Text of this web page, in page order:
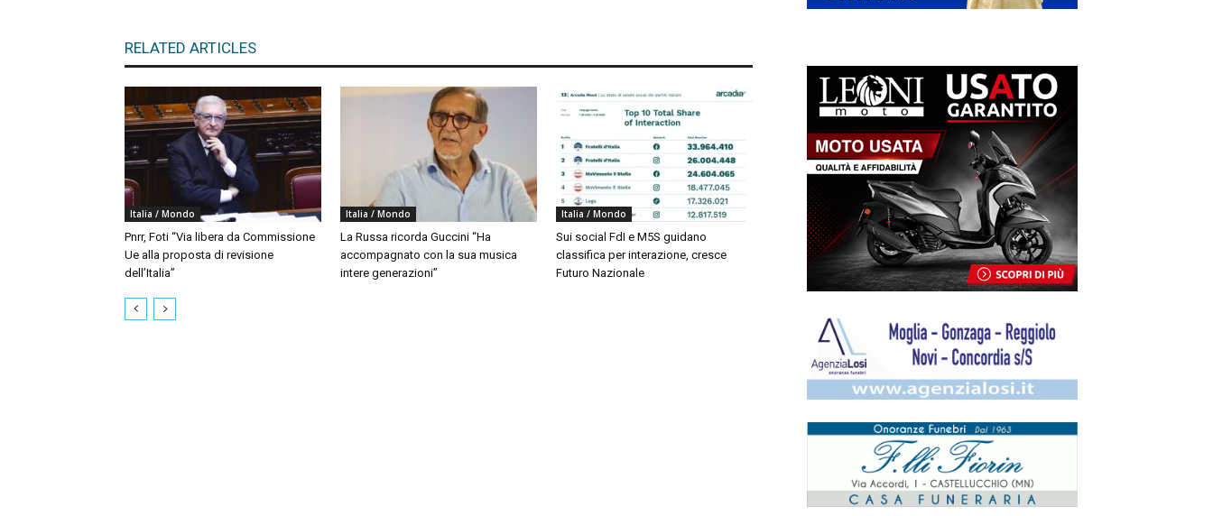
RELATED ARTICLES
Italia / Mondo
Pnrr, Foti “Via libera da Commissione
Ue alla proposta di revisione
dell’Italia”
Italia / Mondo
La Russa ricorda Guccini “Ha
accompagnato con la sua musica
intere generazioni”
Italia / Mondo
Sui social FdI e M5S guidano
classifica per interazione, cresce
Futuro Nazionale